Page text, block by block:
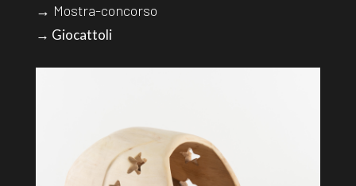
→ Mostra-concorso
→ Giocattoli